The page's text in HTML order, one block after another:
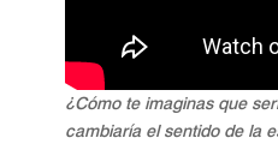
¿Cómo te imaginas que
cambiaría el sentido de la